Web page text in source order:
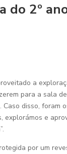
do 2º
a
para a sala
disso, foram
explorámos e
por um